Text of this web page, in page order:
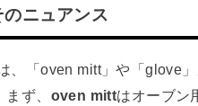
ニュアンス
、「oven mitt」や「glove
ず、 oven mittはオーブン